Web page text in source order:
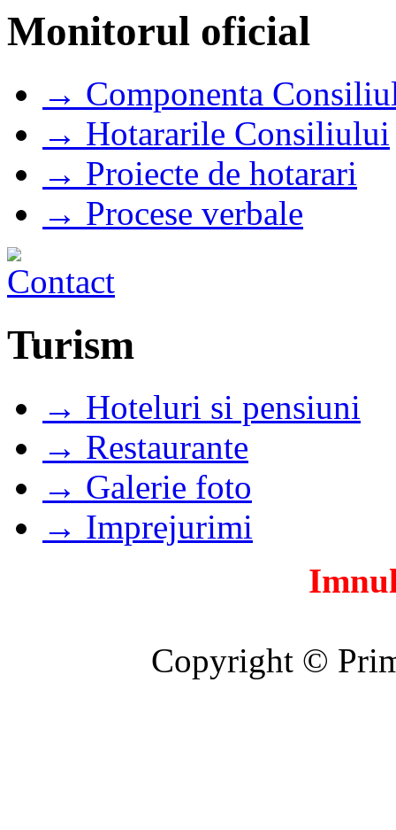
Monitorul oficial
→ Componenta
→ Hotararile Consiliului
→ Proiecte de hotarari
→ Procese verbale
Turism
→ Hoteluri si pensiuni
→ Restaurante
→ Galerie foto
→ Imprejurimi
Copyright ©